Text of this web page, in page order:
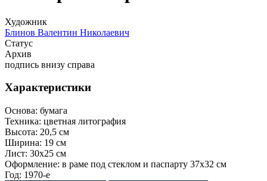
Художник
Блинов Валентин Николаевич
Статус
Архив
подпись внизу справа
Характеристики
Основа: бумага
Техника: цветная литография
Высота: 20,5 см
Ширина: 19 см
Лист: 30х25 см
Оформление: в раме под стеклом и паспарту 37х32 см
Год: 1970-е